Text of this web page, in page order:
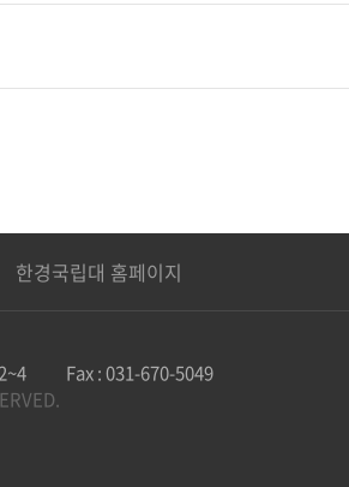
한경국립대 홈페이지
Fax :031-670-5049